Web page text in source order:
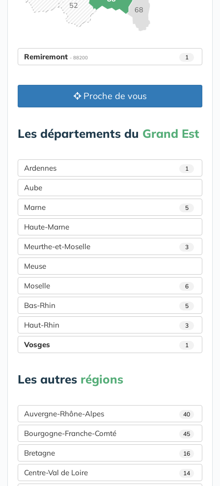
52
68
Remiremont - 88200 1
Proche de vous
Les départements du Grand Est
Ardennes 1
Aube
Marne 5
Haute-Marne
Meurthe-et-Moselle 3
Meuse
Moselle 6
Bas-Rhin 5
Haut-Rhin 3
Vosges 1
Les autres régions
Auvergne-Rhône-Alpes 40
Bourgogne-Franche-Comté 45
Bretagne 16
Centre-Val de Loire 14